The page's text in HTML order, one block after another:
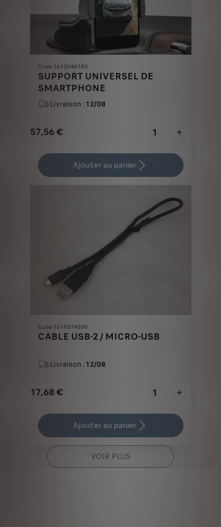
Code 1613946180
SUPPORT UNIVERSEL DE
SMARTPHONE
Livraison :12/08
57,56 €
Price
57,56
-
+
Quantity
updated
Ajouter au panier
Code 1619374580
CABLE USB-2 / MICRO-USB
Livraison :12/08
17,68 €
Price
17,68
-
+
Quantity
updated
Ajouter au panier
VOIR PLUS